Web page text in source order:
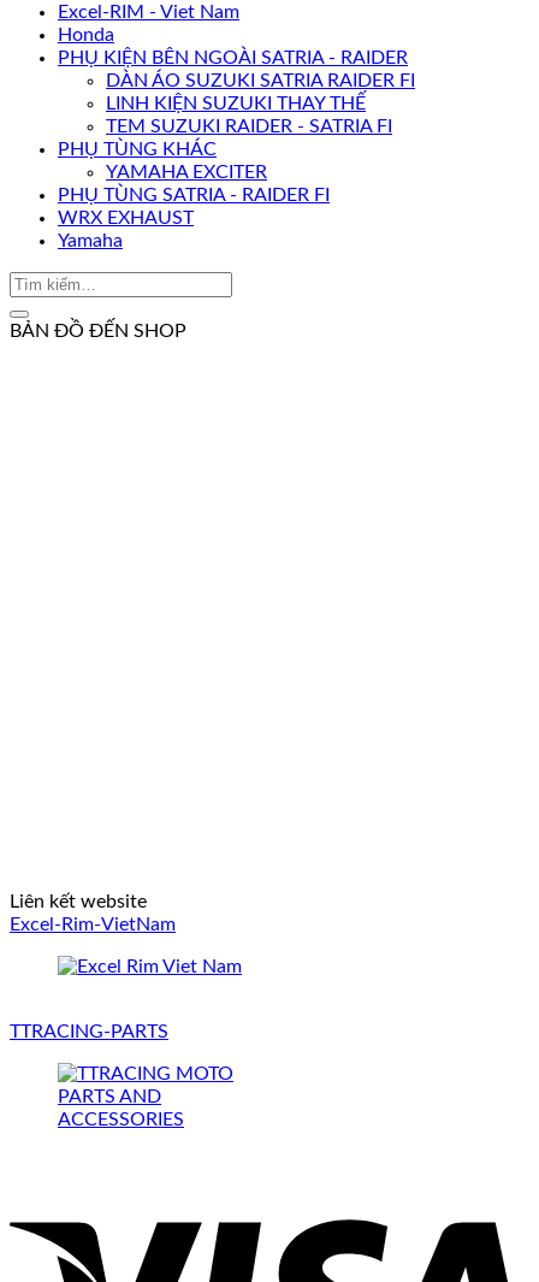
Excel-RIM - Viet Nam
Honda
PHỤ KIỆN BÊN NGOÀI SATRIA - RAIDER
DÀN ÁO SUZUKI SATRIA RAIDER FI
LINH KIỆN SUZUKI THAY THẾ
TEM SUZUKI RAIDER - SATRIA FI
PHỤ TÙNG KHÁC
YAMAHA EXCITER
PHỤ TÙNG SATRIA - RAIDER FI
WRX EXHAUST
Yamaha
BẢN ĐỒ ĐẾN SHOP
Liên kết website
Excel-Rim-VietNam
TTRACING-PARTS